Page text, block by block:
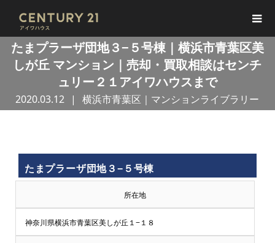
たまプラーザ団地３−５号棟｜横浜市青葉区美
しが丘 マンション｜売却・買取相談はセンチ
ュリー２１アイワハウスまで
2020.03.12 横浜市青葉区｜マンションライブラリー
買
取
王
で
たまプラーザ団地３−５号棟
所在地
神奈川県横浜市青葉区美しが丘１−１８